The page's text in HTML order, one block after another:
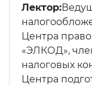
Лектор:
Центра
«ЭЛКОД»,
налоговых
Центра